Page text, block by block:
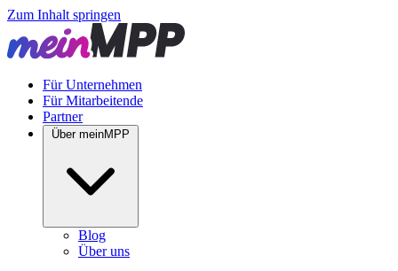
Zum Inhalt springen
Für Unternehmen
Für Mitarbeitende
Partner
Blog
Über uns